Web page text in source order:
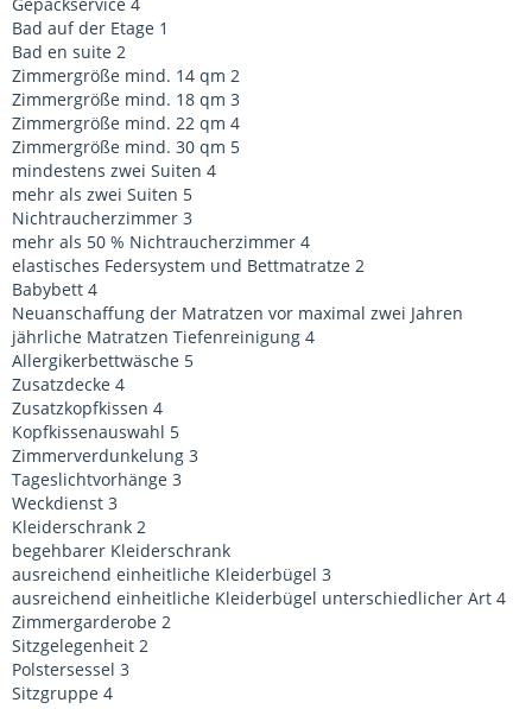
Bad auf der Etage 1
Bad en suite 2
Zimmergröße mind. 14 qm 2
Zimmergröße mind. 18 qm 3
Zimmergröße mind. 22 qm 4
Zimmergröße mind. 30 qm 5
mindestens zwei Suiten 4
mehr als zwei Suiten 5
Nichtraucherzimmer 3
mehr als 50 % Nichtraucherzimmer 4
elastisches Federsystem und Bettmatratze 2
Babybett 4
Neuanschaffung der Matratzen vor maximal zwei Jahren
jährliche Matratzen Tiefenreinigung 4
Allergikerbettwäsche 5
Zusatzdecke 4
Zusatzkopfkissen 4
Kopfkissenauswahl 5
Zimmerverdunkelung 3
Tageslichtvorhänge 3
Weckdienst 3
Kleiderschrank 2
begehbarer Kleiderschrank
ausreichend einheitliche Kleiderbügel 3
ausreichend einheitliche Kleiderbügel unterschiedlicher Art 4
Zimmergarderobe 2
Sitzgelegenheit 2
Polstersessel 3
Sitzgruppe 4